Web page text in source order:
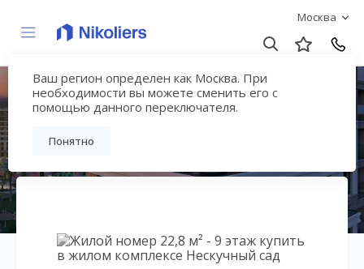
Москва
Ваш регион определен как Москва. При
необходимости вы можете сменить его с
помощью данного переключателя.
Понятно
Нескучный сад
Вернуться на страницу гостиничного